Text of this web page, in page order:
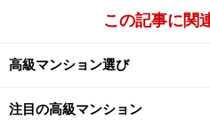
この記事に関
高級マンション選び
注目の高級マンション